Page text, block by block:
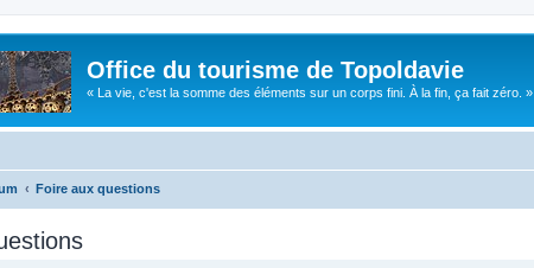
Office du tourisme de Topoldavie
« La vie, c'est la somme des éléments sur un corps fini. À la fin, ça fait zéro. »
Foire aux questions